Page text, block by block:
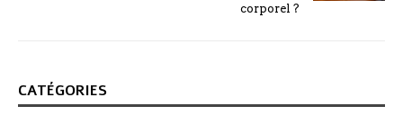
corporel ?
CATÉGORIES